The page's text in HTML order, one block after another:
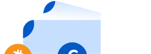
Compre cartões-presente das
Ir para a loja de cartões-presente